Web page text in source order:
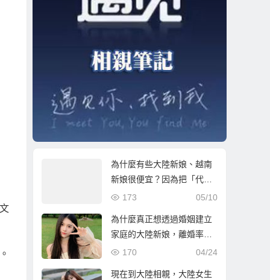
為什麼有些大陸新娘、越南
新娘很便宜？因為把「代
價」放在婚後了！
05/10
173
為什麼真正想透過婚姻建立
家庭的大陸新娘，離婚率反
而低？
04/24
170
現在到大陸相親，大陸女生